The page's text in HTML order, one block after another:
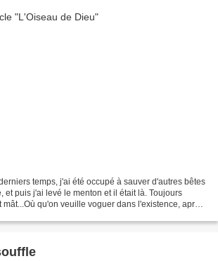
temps, j'ai été occupé à sauver d'autres bêtes
et puis j'ai levé le menton et il était là. Toujours
qu'on veuille voguer dans l'existence, après